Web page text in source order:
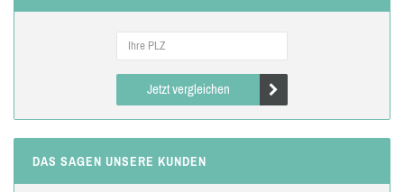
Jetzt vergleichen
DAS SAGEN UNSERE KUNDEN